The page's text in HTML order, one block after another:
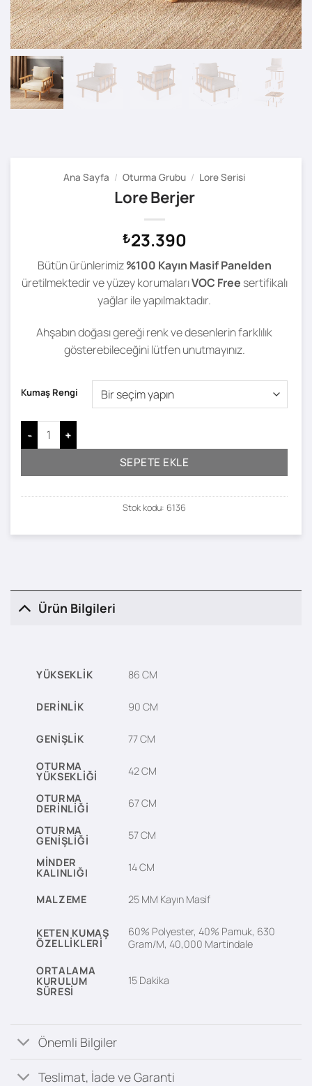
Ana Sayfa / Oturma Grubu / Lore Serisi
Lore Berjer
₺23.390
Bütün ürünlerimiz%100 Kayın Masif Panelden
üretilmektedir ve yüzey korumalarıVOC Free sertifikalı
yağlar ile yapılmaktadır.
Ahşabın doğası gereği renk ve desenlerin farklılık
gösterebileceğini lütfen unutmayınız.
Kumaş Rengi
Lore Berjer adet
SEPETE EKLE
Stok kodu: 6136
Ürün Bilgileri
YÜKSEKLIK 86 CM
DERINLIK 90 CM
GENIŞLIK 77 CM
OTURMA
YÜKSEKLIĞI 42 CM
OTURMA
DERINLIĞI 67 CM
OTURMA
GENIŞLIĞI 57 CM
MINDER
KALINLIĞI 14 CM
MALZEME 25 MM Kayın Masif
KETEN KUMAŞ
ÖZELLIKLERI
60% Polyester, 40% Pamuk, 630
Gram/M, 40,000 Martindale
ORTALAMA
KURULUM
SÜRESI
15 Dakika
Önemli Bilgiler
Teslimat, İade ve Garanti